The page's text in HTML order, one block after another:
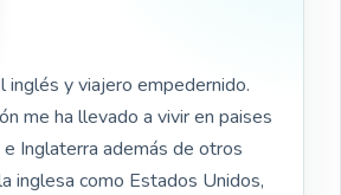
inglés y viajero empedernido.
me ha llevado a vivir en paises
Inglaterra además de otros
inglesa como Estados Unidos,